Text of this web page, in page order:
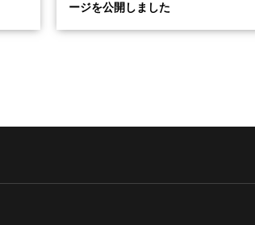
ージを公開しました